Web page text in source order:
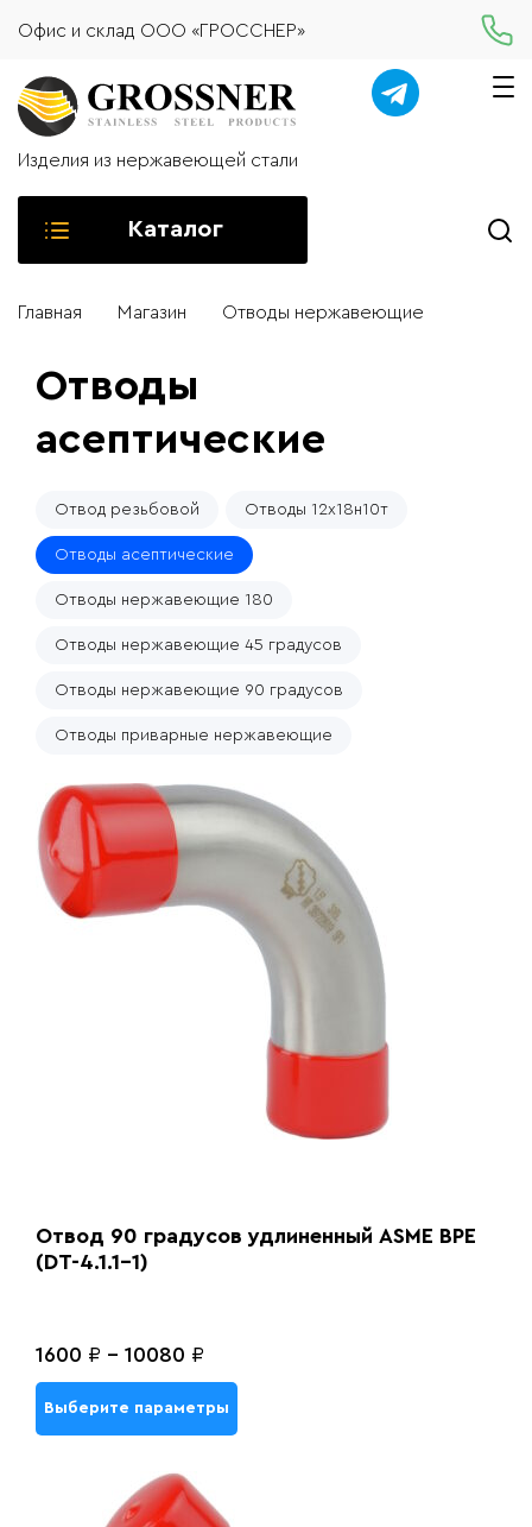
Офис и склад ООО «ГРОССНЕР»
Изделия из нержавеющей стали
Каталог
Главная Магазин Отводы нержавеющие
Отводы
асептические
Отвод резьбовой Отводы 12х18н10т
Отводы асептические
Отводы нержавеющие 180
Отводы нержавеющие 45 градусов
Отводы нержавеющие 90 градусов
Отводы приварные нержавеющие
Отвод 90 градусов удлиненный ASME BPE
(DT-4.1.1-1)
1600 ₽ - 10080 ₽
Выберите параметры